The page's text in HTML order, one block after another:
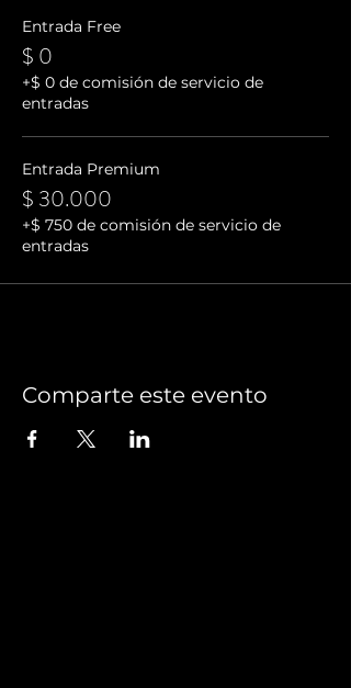
Entrada Free
$ 0
+$ 0 de comisión de servicio de
entradas
Entrada Premium
$ 30.000
+$ 750 de comisión de servicio de
entradas
Comparte este evento